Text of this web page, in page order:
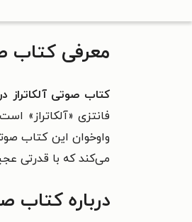
معرفی کتاب
کتاب صوتی آلکاتراز
فانتزی «آلکاتراز»
واوخوان این کتاب
می‌کند که با قدرتی
درباره کتاب